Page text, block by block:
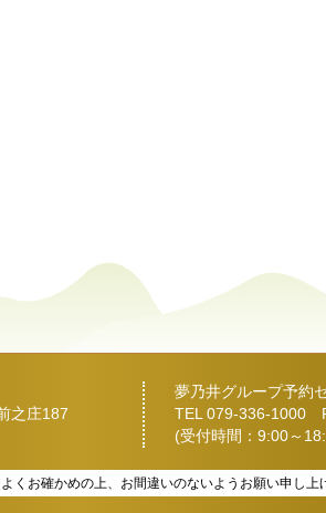
之庄187
夢乃井グループ予約
TEL079-336-1000
(受付時間：9:00～
くお確かめの上、お間違いのないようお願い申し上